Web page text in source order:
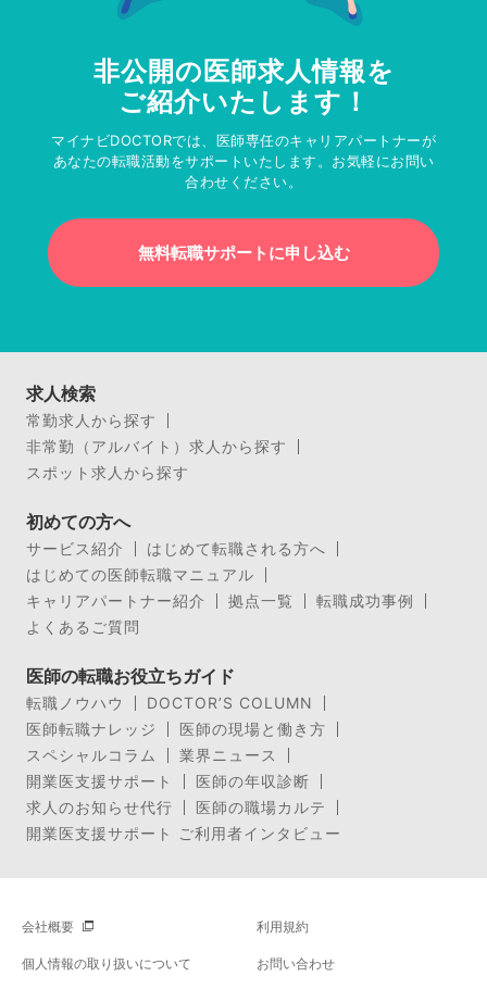
非公開の医師求人情報を
ご紹介いたします！
マイナビDOCTORでは、医師専任のキャリアパートナーが
あなたの転職活動をサポートいたします。お気軽にお問い
合わせください。
無料転職サポートに申し込む
求人検索
常勤求人から探す
非常勤（アルバイト）求人から探す
スポット求人から探す
初めての方へ
サービス紹介
はじめて転職される方へ
はじめての医師転職マニュアル
キャリアパートナー紹介
拠点一覧
転職成功事例
よくあるご質問
医師の転職お役立ちガイド
転職ノウハウ
DOCTOR’S COLUMN
医師転職ナレッジ
医師の現場と働き方
スペシャルコラム
業界ニュース
開業医支援サポート
医師の年収診断
求人のお知らせ代行
医師の職場カルテ
開業医支援サポート ご利用者インタビュー
会社概要 利用規約
個人情報の取り扱いについて お問い合わせ